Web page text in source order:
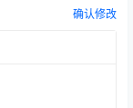
确认修改